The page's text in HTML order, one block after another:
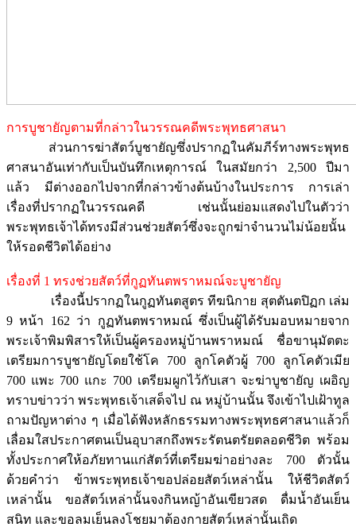
การบูชายัญตามที่กล่าวในวรรณคดีพระพุทธศาสนา
ส่วนการฆ่าสัตว์บูชายัญซึ่งปรากฏในคัมภีร์ทางพระพุทธ
ศาสนาอันเท่ากับเป็นบันทึกเหตุการณ์ ในสมัยกว่า 2,500 ปีมา
แล้ว มีต่างออกไปจากที่กล่าวข้างต้นบ้างในประการ การเล่า
เรื่องที่ปรากฏในวรรณคดี เช่นนั้นย่อมแสดงไปในตัวว่า
พระพุทธเจ้าได้ทรงมีส่วนช่วยสัตว์ซึ่งจะถูกฆ่าจำนวนไม่น้อยนั้น
ให้รอดชีวิตได้อย่าง
เรื่องที่ 1 ทรงช่วยสัตว์ที่กูฏทันตพราหมณ์จะบูชายัญ
เรื่องนี้ปรากฏในกูฏทันตสูตร ทีฆนิกาย สุตตันตปิฏก เล่ม
9 หน้า 162 ว่า กูฏทันตพราหมณ์ ซึ่งเป็นผู้ได้รับมอบหมายจาก
พระเจ้าพิมพิสารให้เป็นผู้ครองหมู่บ้านพราหมณ์ ชื่อขานุมัตตะ
เตรียมการบูชายัญโดยใช้โค 700 ลูกโคตัวผู้ 700 ลูกโคตัวเมีย
700 แพะ 700 แกะ 700 เตรียมผูกไว้กับเสา จะฆ่าบูชายัญ เผอิญ
ทราบข่าวว่า พระพุทธเจ้าเสด็จไป ณ หมู่บ้านนั้น จึงเข้าไปเฝ้าทูล
ถามปัญหาต่าง ๆ เมื่อได้ฟังหลักธรรมทางพระพุทธศาสนาแล้วก็
เลื่อมใสประกาศตนเป็นอุบาสกถึงพระรัตนตรัยตลอดชีวิต พร้อม
ทั้งประกาศให้อภัยทานแก่สัตว์ที่เตรียมฆ่าอย่างละ 700 ตัวนั้น
ด้วยคำว่า ข้าพระพุทธเจ้าขอปล่อยสัตว์เหล่านั้น ให้ชีวิตสัตว์
เหล่านั้น ขอสัตว์เหล่านั้นจงกินหญ้าอันเขียวสด ดื่มน้ำอันเย็น
สนิท และขอลมเย็นลงโชยมาต้องกายสัตว์เหล่านั้นเถิด